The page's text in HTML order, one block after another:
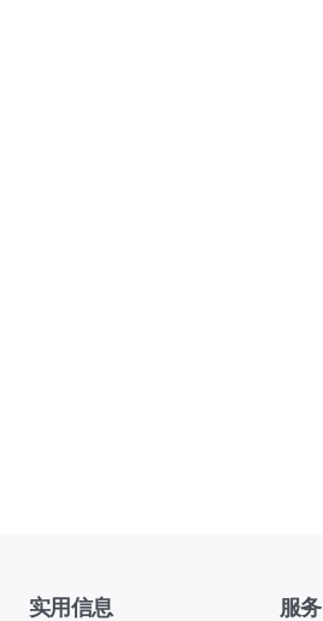
实用信息 服务